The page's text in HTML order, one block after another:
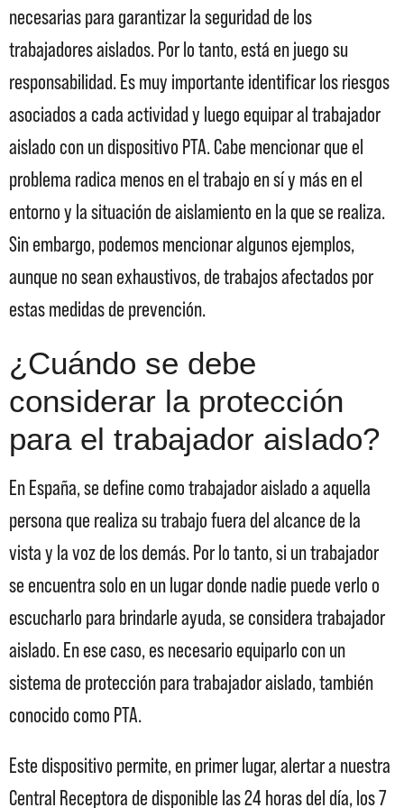
necesarias para garantizar la seguridad de los
trabajadores aislados. Por lo tanto, está en juego su
responsabilidad. Es muy importante identificar los riesgos
asociados a cada actividad y luego equipar al trabajador
aislado con un dispositivo PTA. Cabe mencionar que el
problema radica menos en el trabajo en sí y más en el
entorno y la situación de aislamiento en la que se realiza.
Sin embargo, podemos mencionar algunos ejemplos,
aunque no sean exhaustivos, de trabajos afectados por
estas medidas de prevención.
¿Cuándo se debe
considerar la protección
para el trabajador aislado?
En España, se define como trabajador aislado a aquella
persona que realiza su trabajo fuera del alcance de la
vista y la voz de los demás. Por lo tanto, si un trabajador
se encuentra solo en un lugar donde nadie puede verlo o
escucharlo para brindarle ayuda, se considera trabajador
aislado. En ese caso, es necesario equiparlo con un
sistema de protección para trabajador aislado, también
conocido como PTA.
Este dispositivo permite, en primer lugar, alertar a nuestra
Central Receptora de disponible las 24 horas del día, los 7